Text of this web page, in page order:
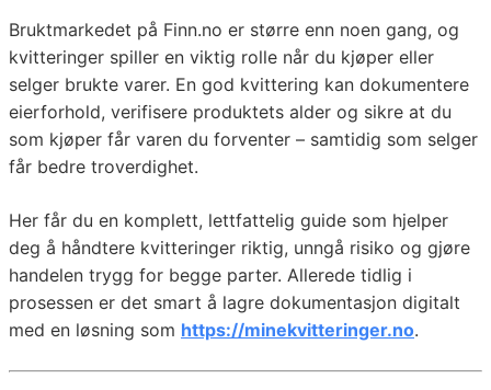
Bruktmarkedet på Finn.no er større enn noen gang, og
kvitteringer spiller en viktig rolle når du kjøper eller
selger brukte varer. En god kvittering kan dokumentere
eierforhold, verifisere produktets alder og sikre at du
som kjøper får varen du forventer – samtidig som selger
får bedre troverdighet.
Her får du en komplett, lettfattelig guide som hjelper
deg å håndtere kvitteringer riktig, unngå risiko og gjøre
handelen trygg for begge parter. Allerede tidlig i
prosessen er det smart å lagre dokumentasjon digitalt
med en løsning som https://minekvitteringer.no.